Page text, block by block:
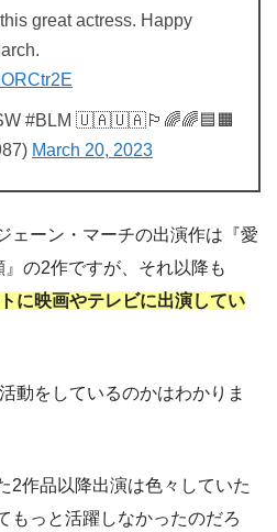
great actress. Happy
#BLM 🇺🇦🇺🇦🏳️‍🌈🌈🟦🟧
March 20, 2023
ェーン・マーチの出演作は『愛
の2作ですが、それ以降も
に映画やテレビに出演してい
動をしているのかはわかりま
2作品以降出演は色々していた
もっと活躍しなかったのだろ